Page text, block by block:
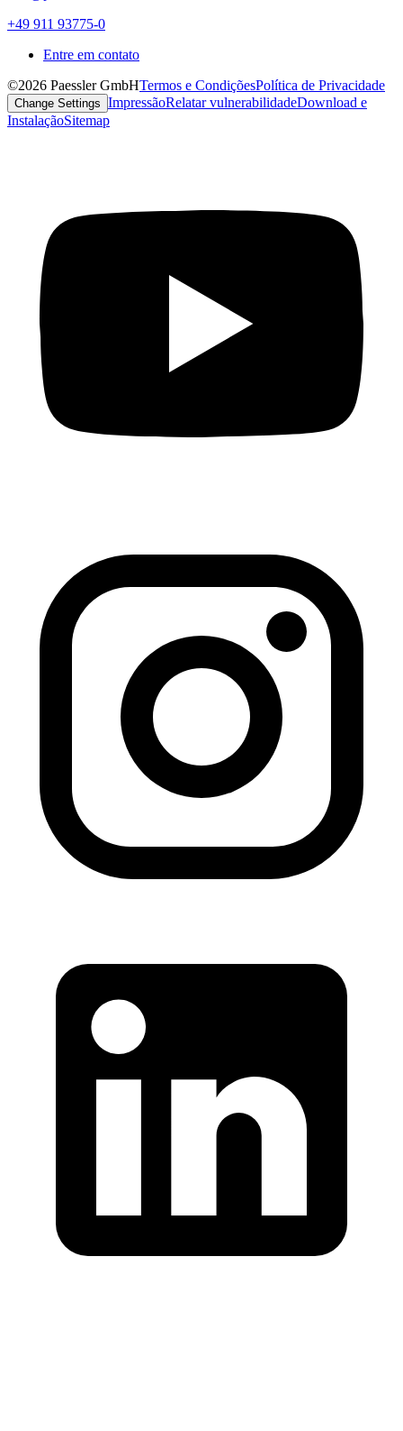
+49 911 93775-0
Entre em contato
©2026 Paessler GmbHTermos e CondiçõesPolítica de Privacidade
Change Settings ImpressãoRelatar vulnerabilidadeDownload e
InstalaçãoSitemap